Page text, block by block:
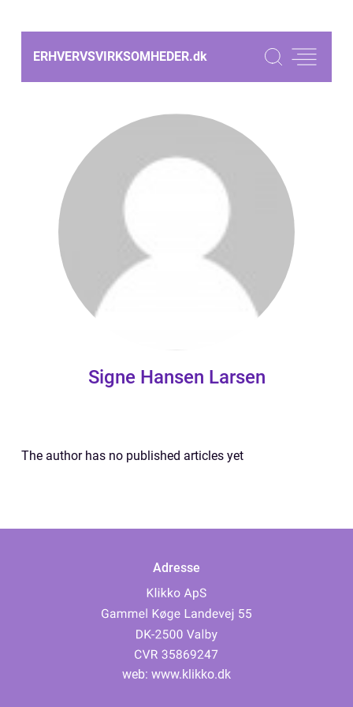
ERHVERVSVIRKSOMHEDER.dk
Signe Hansen Larsen
The author has no published articles yet
Adresse
web: www.klikko.dk